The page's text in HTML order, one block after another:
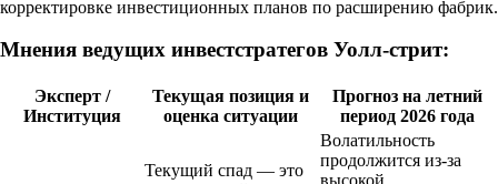
корректировке инвестиционных планов по расширению фабрик.
Мнения ведущих инвестстратегов Уолл-стрит:
Эксперт /
Институция
Текущая позиция и
оценка ситуации
Прогноз на летний
период 2026 года
Текущий спад — это
Волатильность
продолжится из-за